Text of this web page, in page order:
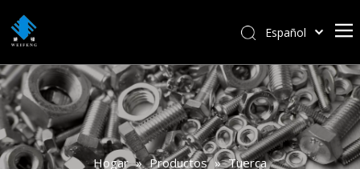
Español
हिन्दी
Italiano
Deutsch
Português
Hogar » Productos » Tuerca